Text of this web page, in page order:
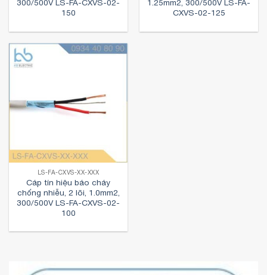
300/500V LS-FA-CXVS-02-
150
1.25mm2, 300/500V LS-FA-
CXVS-02-125
LS-FA-CXVS-XX-XXX
Cáp tín hiệu báo cháy
chống nhiễu, 2 lõi, 1.0mm2,
300/500V LS-FA-CXVS-02-
100